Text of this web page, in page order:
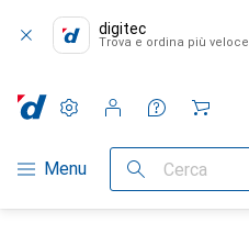
digitec
Trova e ordina più veloce
Categoria Navigazione
Menu Cerca
Impostazioni
Conto cliente
Liste di confronto
Liste dei desideri
Carrello